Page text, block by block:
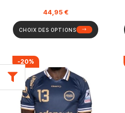
44,95 €
CHOIX DES OPTIONS
-20%